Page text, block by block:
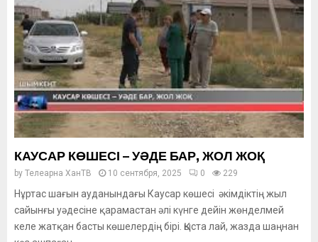
КАУСАР КӨШЕСІ – УӘДЕ БАР, ЖОЛ ЖОҚ
by Телеарна ХанТВ 10 сентября, 2025 0 229
Нұртас шағын ауданындағы Каусар көшесі әкімдіктің жыл
сайынғы уәдесіне қарамастан әлі күнге дейін жөнделмей
келе жатқан басты көшелердің бірі. Қыста лай, жазда шаңнан